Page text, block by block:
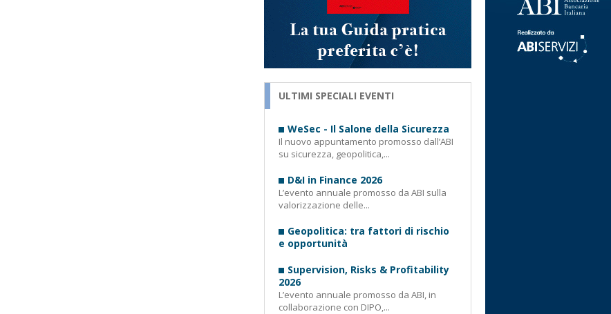
ULTIMI SPECIALI EVENTI
WeSec - Il Salone della Sicurezza
Il nuovo appuntamento promosso dall’ABI
su sicurezza, geopolitica,...
D&I in Finance 2026
L’evento annuale promosso da ABI sulla
valorizzazione delle...
Geopolitica: tra fattori di rischio
e opportunità
Supervision, Risks & Profitability
2026
L’evento annuale promosso da ABI, in
collaborazione con DIPO,...